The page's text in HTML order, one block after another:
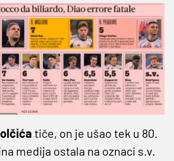
tiče, on je ušao tek u 80.
medija ostala na oznaci s.v.